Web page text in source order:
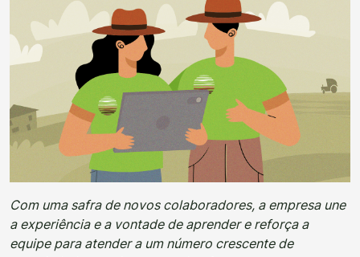
Com uma safra de novos colaboradores, a empresa une
a experiência e a vontade de aprender e reforça a
equipe para atender a um número crescente de